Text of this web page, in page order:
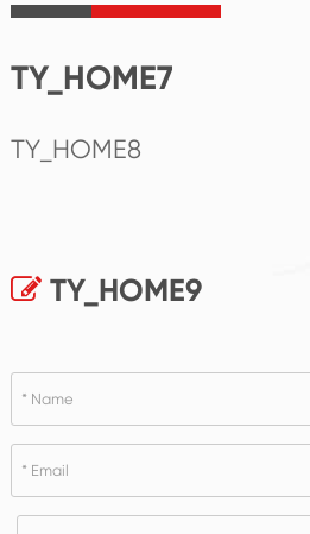
TY_HOME7
TY_HOME8
TY_HOME9